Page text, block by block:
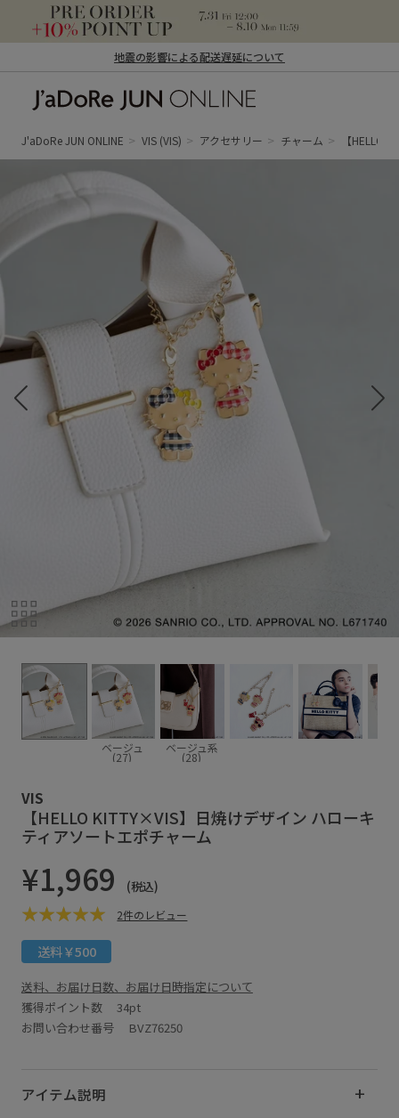
地震の影響による配送遅延について
ン オンライン）
J'aDoRe JUN ONLINE VIS (VIS) アクセサリー チャーム 【HELLO
ベージュ
(27)
ベージュ系
(28)
VIS
【HELLO KITTY×VIS】日焼けデザイン ハローキ
ティアソートエポチャーム
¥1,969 (税込)
2件のレビュー
送料￥500
送料、お届け日数、お届け日時指定について
獲得ポイント数 34pt
お問い合わせ番号 BVZ76250
アイテム説明